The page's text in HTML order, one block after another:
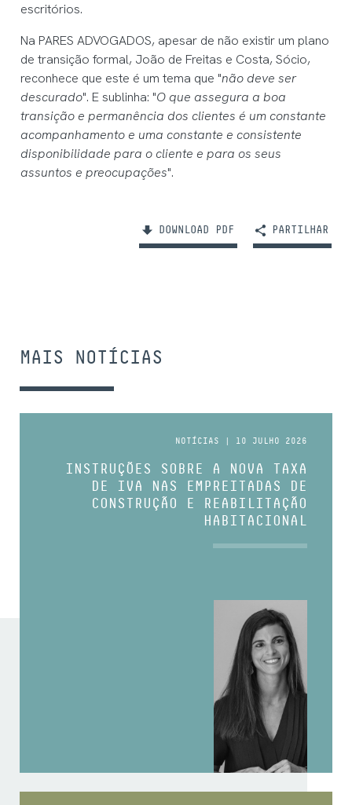
escritórios.
Na PARES ADVOGADOS, apesar de não existir um plano
de transição formal, João de Freitas e Costa, Sócio,
reconhece que este é um tema que "não deve ser
descurado". E sublinha: "O que assegura a boa
transição e permanência dos clientes é um constante
acompanhamento e uma constante e consistente
disponibilidade para o cliente e para os seus
assuntos e preocupações".
DOWNLOAD PDF PARTILHAR
MAIS NOTÍCIAS
NOTÍCIAS | 10 JULHO 2026
INSTRUÇÕES SOBRE A NOVA TAXA
DE IVA NAS EMPREITADAS DE
CONSTRUÇÃO E REABILITAÇÃO
HABITACIONAL